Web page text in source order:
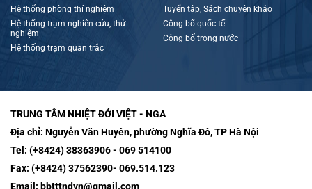
Hệ thống phòng thí nghiệm
Hệ thống trạm nghiên cứu, thử
nghiệm
Hệ thống trạm quan trắc
Tuyển tập, Sách chuyên khảo
Công bố quốc tế
Công bố trong nước
TRUNG TÂM NHIỆT ĐỚI VIỆT - NGA
Địa chỉ: Nguyễn Văn Huyên, phường Nghĩa Đô, TP Hà Nội
Tel: (+8424) 38363906 - 069 514100
Fax: (+8424) 37562390- 069.514.123
Email: bbtttndvn@gmail.com